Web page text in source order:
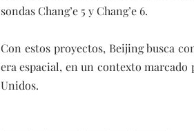
sondas Chang’e 5 y Chang’e 6.
Con estos proyectos, Beijing busca
era espacial, en un contexto
Unidos.